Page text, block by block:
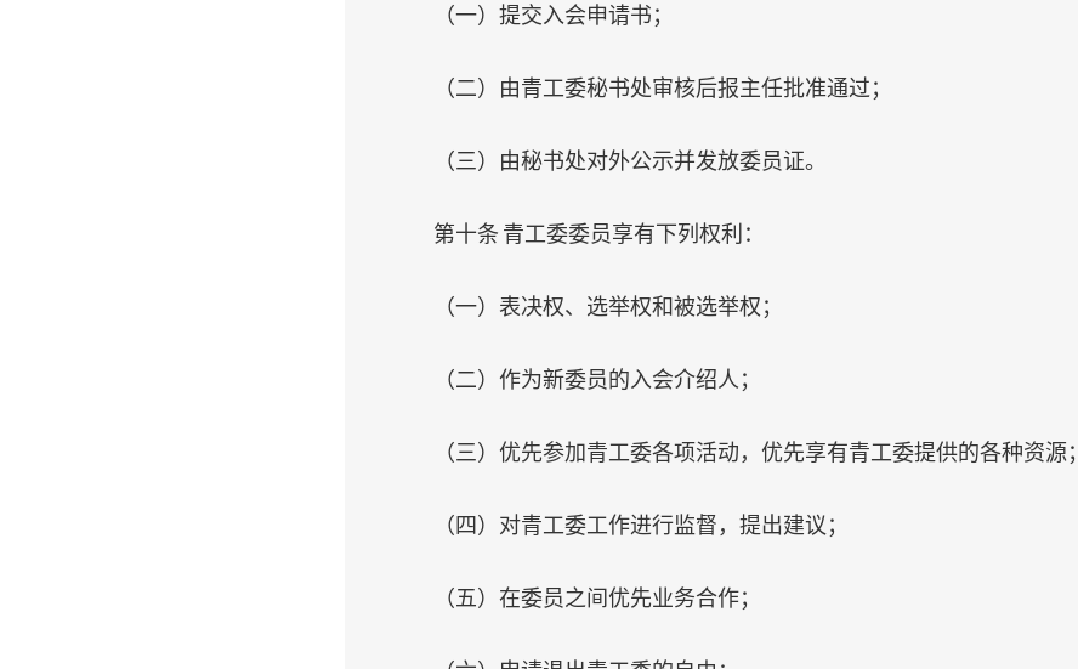
（一）提交入会申请书；
（二）由青工委秘书处审核后报主任批准通过；
（三）由秘书处对外公示并发放委员证。
第十条 青工委委员享有下列权利：
（一）表决权、选举权和被选举权；
（二）作为新委员的入会介绍人；
（三）优先参加青工委各项活动，优先享有青工委提供的各种资源；
（四）对青工委工作进行监督，提出建议；
（五）在委员之间优先业务合作；